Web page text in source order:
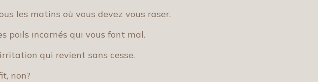
les matins où vous devez vous raser.
poils incarnés qui vous font mal.
qui revient sans cesse.
non?